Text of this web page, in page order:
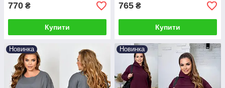
770 ₴
Купити
765 ₴
Купити
Новинка Новинка